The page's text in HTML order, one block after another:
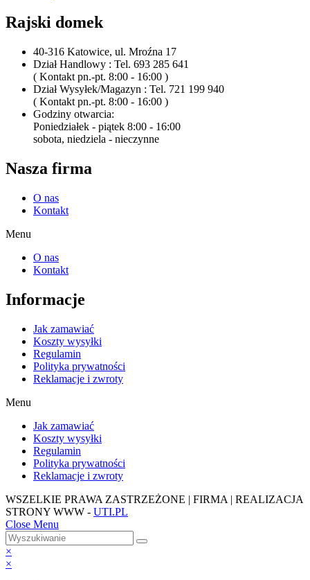
Rajski domek
40-316 Katowice, ul. Mroźna 17
Dział Handlowy : Tel. 693 285 641
( Kontakt pn.-pt. 8:00 - 16:00 )
Dział Wysyłek/Magazyn : Tel. 721 199 940
( Kontakt pn.-pt. 8:00 - 16:00 )
Godziny otwarcia:
Poniedziałek - piątek 8:00 - 16:00
sobota, niedziela - nieczynne
Nasza firma
O nas
Kontakt
Menu
O nas
Kontakt
Informacje
Jak zamawiać
Koszty wysyłki
Regulamin
Polityka prywatności
Reklamacje i zwroty
Menu
Jak zamawiać
Koszty wysyłki
Regulamin
Polityka prywatności
Reklamacje i zwroty
WSZELKIE PRAWA ZASTRZEŻONE | FIRMA | REALIZACJA
STRONY WWW - UTI.PL
Close Menu
×
×